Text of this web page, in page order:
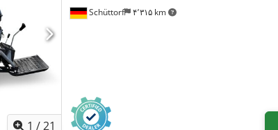
1 /21
Schüttorf ۴٬۳۱۵ km